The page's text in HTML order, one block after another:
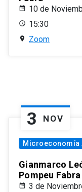
10 de
15:30
Zoom
3 NOV
Microeconomía
Gianmarco
Pompeu Fabra
3 de